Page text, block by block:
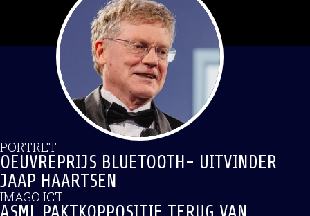
PORTRET
OEUVREPRIJS BLUETOOTH- UITVINDER
JAAP HAARTSEN
IMAGO ICT